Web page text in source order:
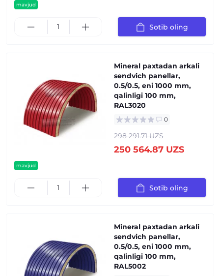
mavjud
Sotib oling
mavjud
Mineral paxtadan arkali
sendvich panellar,
0.5/0.5, eni 1000 mm,
qalinligi 100 mm,
RAL3020
0
298 291.71 UZS
250 564.87 UZS
Sotib oling
Mineral paxtadan arkali
sendvich panellar,
0.5/0.5, eni 1000 mm,
qalinligi 100 mm,
RAL5002